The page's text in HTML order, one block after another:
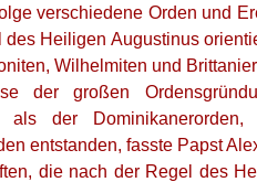
verschiedene Orden und
des Heiligen Augustinus
Wilhelmiten und
der großen
als der Dominikanerorden,
entstanden, fasste Papst
die nach der Regel des